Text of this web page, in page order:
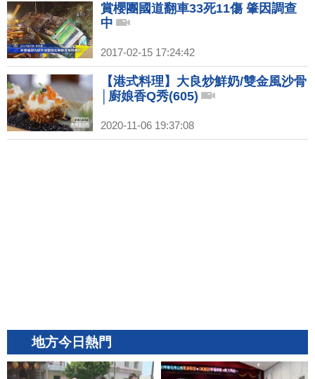
賞櫻團國道翻車33死11傷 肇因調查
中
2017-02-15 17:24:42
【港式料理】大良炒鮮奶/雙金風沙骨
│廚娘香Q秀(605)
2020-11-06 19:37:08
地方今日熱門